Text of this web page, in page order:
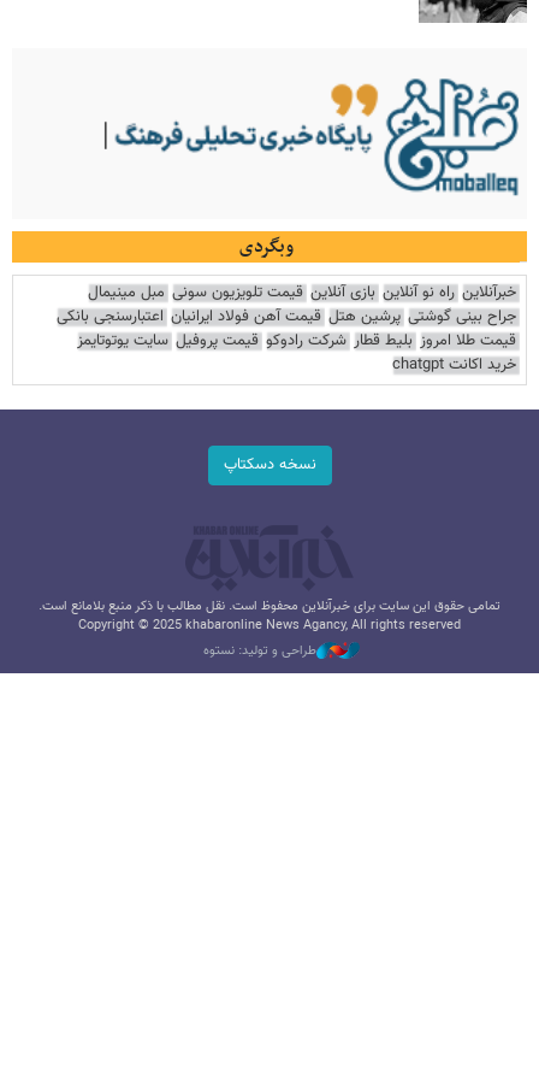
وبگردی
خبرآنلاین راه نو آنلاین بازی آنلاین قیمت تلویزیون سونی مبل مینیمال
جراح بینی گوشتی پرشین هتل قیمت آهن فولاد ایرانیان اعتبارسنجی بانکی
قیمت طلا امروز بلیط قطار شرکت رادوکو قیمت پروفیل سایت یوتوتایمز
خرید اکانت chatgpt
نسخه دسکتاپ
تمامی حقوق این سایت برای خبرآنلاین محفوظ است. نقل مطالب با ذکر منبع بلامانع است.
Copyright © 2025 khabaronline News Agancy, All rights reserved
طراحی و تولید: نستوه